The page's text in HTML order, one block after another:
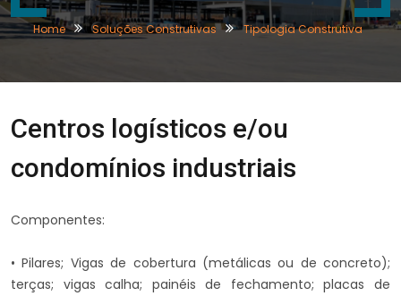
Home Soluções Construtivas Tipologia Construtiva
Centros logísticos e/ou
condomínios industriais
Componentes:
• Pilares; Vigas de cobertura (metálicas ou de concreto);
terças; vigas calha; painéis de fechamento; placas de